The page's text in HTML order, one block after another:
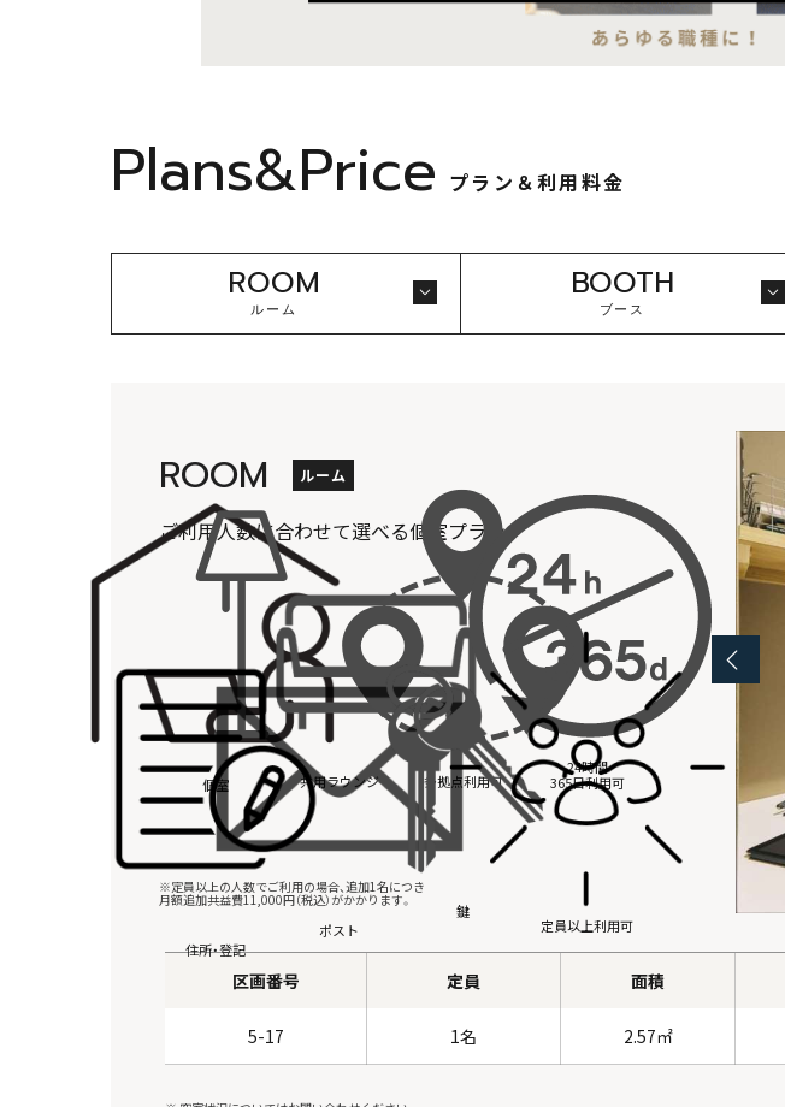
Plans&Price プラン＆利用料金
ROOM
ルーム
BOOTH
ブース
※定員以上の人数でご利用の場合、追加1名につき
月額追加共益費11,000円（税込）がかかります。
ROOM ルーム
ご利用人数に合わせて選べる個室プラン
個室 共用ラウンジ 多拠点利用可
24時間
365日利用可
住所・登記
ポスト
鍵
定員以上利用可
区画番号 定員 面積
5-17 1名 2.57㎡